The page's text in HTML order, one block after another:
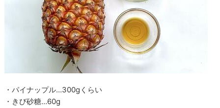
・パイナップル…300gくらい
・きび砂糖…60g